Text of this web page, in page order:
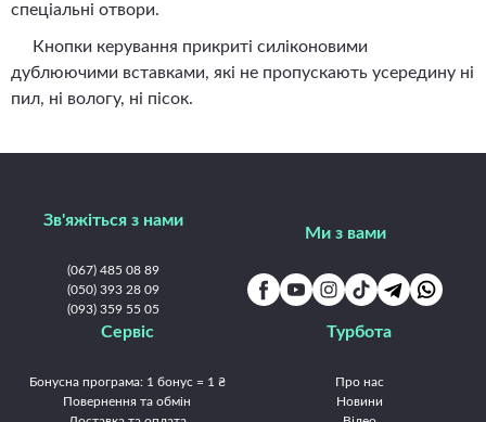
спеціальні отвори.
Кнопки керування прикриті силіконовими
дублюючими вставками, які не пропускають усередину ні
пил, ні вологу, ні пісок.
Зв'яжіться з нами
(067) 485 08 89
(050) 393 28 09
(093) 359 55 05
Ми з вами
Сервіс
Бонусна програма: 1 бонус = 1 ₴
Повернення та обмін
Турбота
Про нас
Новини